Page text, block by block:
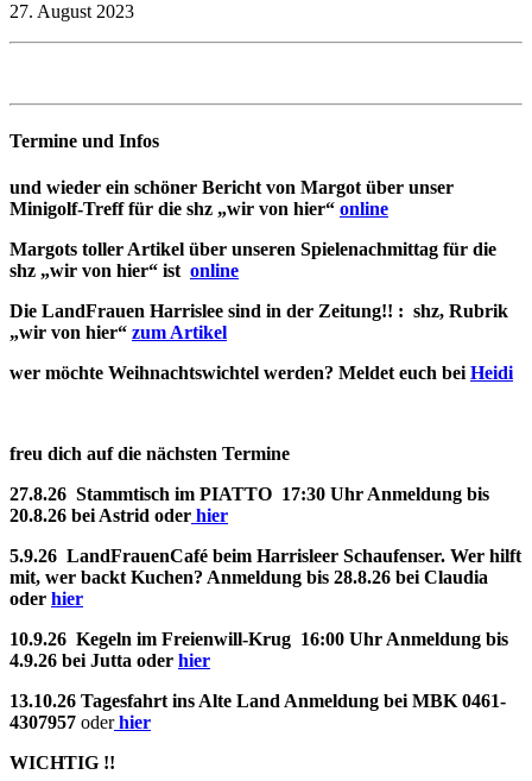
27. August 2023
Termine und Infos
und wieder ein schöner Bericht von Margot über unser
Minigolf-Treff für die shz „wir von hier“ online
Margots toller Artikel über unseren Spielenachmittag für die
shz „wir von hier“ ist online
Die LandFrauen Harrislee sind in der Zeitung!! : shz, Rubrik
„wir von hier“ zum Artikel
wer möchte Weihnachtswichtel werden? Meldet euch bei Heidi
freu dich auf die nächsten Termine
27.8.26 Stammtisch im PIATTO 17:30 Uhr Anmeldung bis
20.8.26 bei Astrid oder hier
5.9.26 LandFrauenCafé beim Harrisleer Schaufenser. Wer hilft
mit, wer backt Kuchen? Anmeldung bis 28.8.26 bei Claudia
oder hier
10.9.26 Kegeln im Freienwill-Krug 16:00 Uhr Anmeldung bis
4.9.26 bei Jutta oder hier
13.10.26 Tagesfahrt ins Alte Land Anmeldung bei MBK 0461-
4307957 oderhier
WICHTIG !!